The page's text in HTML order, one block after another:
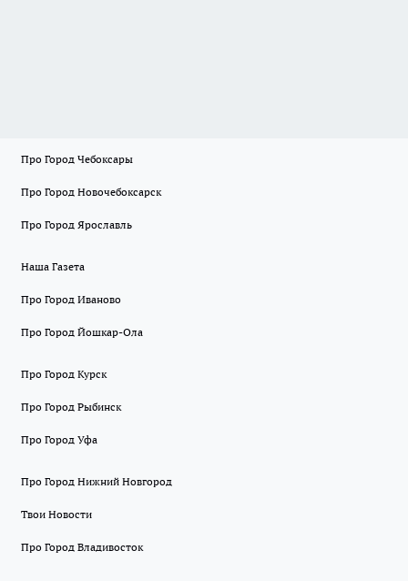
Про Город Чебоксары
Про Город Новочебоксарск
Про Город Ярославль
Наша Газета
Про Город Иваново
Про Город Йошкар-Ола
Про Город Курск
Про Город Рыбинск
Про Город Уфа
Про Город Нижний Новгород
Твои Новости
Про Город Владивосток